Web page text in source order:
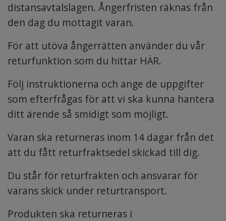
distansavtalslagen. Ångerfristen räknas från
den dag du mottagit varan.
För att utöva ångerrätten använder du vår
returfunktion som du hittar HÄR.
Följ instruktionerna och ange de uppgifter
som efterfrågas för att vi ska kunna hantera
ditt ärende så smidigt som möjligt.
Varan ska returneras inom 14 dagar från det
att du fått returfraktsedel skickad till dig.
Du står för returfrakten och ansvarar för
varans skick under returtransport.
Produkten ska returneras i